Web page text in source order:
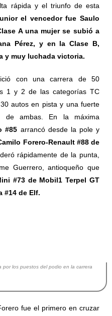
rápida y el triunfo de esta
el vencedor fue Saulo
A una mujer se subió a
Pérez, y en la Clase B,
y muy luchada victoria.
con una carrera de 50
1 y 2 de las categorías TC
autos en pista y una fuerte
de ambas. En la máxima
#85 arrancó desde la pole y
Forero-Renault #88 de
rápidamente de la punta,
Guerrero, antioqueño que
#73 de Mobil1 Terpel GT
#14 de Elf.
los puestos del podio en la carrera
fue el primero en cruzar